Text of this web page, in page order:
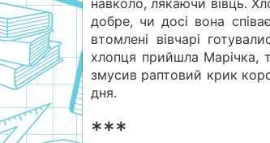
навколо, лякаючи вівць.
добре, чи досі вона
втомлені вівчарі
хлопця прийшла Марічка,
змусив раптовий крик
дня.
***